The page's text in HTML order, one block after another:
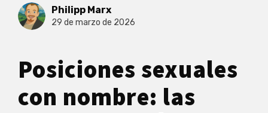
Philipp Marx
29 de marzo de 2026
Posiciones sexuales
con nombre: las